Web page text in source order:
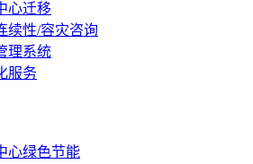
心迁移
续性/容灾咨询
理系统
服务
心绿色节能